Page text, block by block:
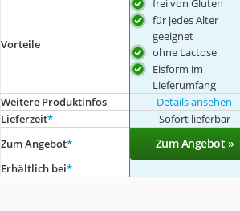
Vorteile
frei von Gluten
für jedes Alter
geeignet
ohne Lactose
Eisform im
Lieferumfang
Weitere Produktinfos Details ansehen
Lieferzeit* Sofort lieferbar
Zum Angebot* Zum Angebot »
Erhältlich bei*